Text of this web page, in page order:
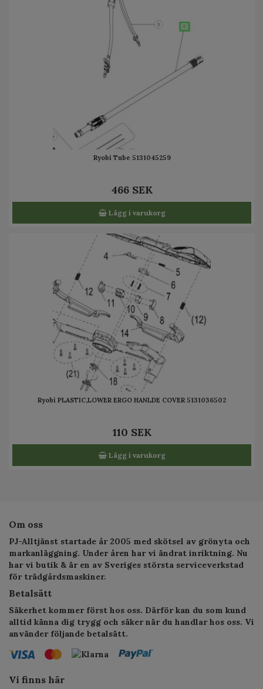
Ryobi Tube 5131045259
466 SEK
Lägg i varukorg
Ryobi PLASTIC,LOWER ERGO HANLDE COVER 5131036502
110 SEK
Lägg i varukorg
Om oss
PJ-Alltjänst startade år 2005 med skötsel av grönyta och
markanläggning. Under åren har vi ändrat inriktning. Nu
har vi butik & är en av Sveriges största serviceverkstad
för trädgårdsmaskiner.
Betalsätt
Säkerhet kommer först hos oss. Därför kan du som kund
alltid känna dig trygg och säker när du handlar hos oss. Vi
använder följande betalsätt.
Vi finns här